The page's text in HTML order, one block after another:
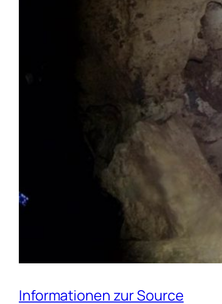
Informationen zur Source